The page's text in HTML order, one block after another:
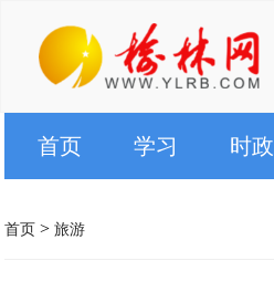
首页 学习 时政
首页 > 旅游